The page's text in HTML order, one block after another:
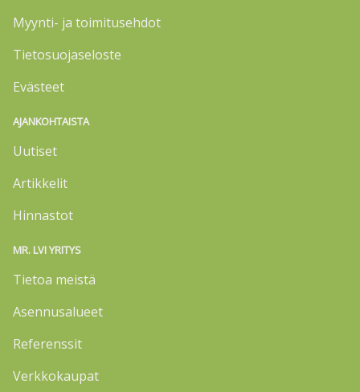
Myynti- ja toimitusehdot
Tietosuojaseloste
Evästeet
AJANKOHTAISTA
Uutiset
Artikkelit
Hinnastot
MR. LVI YRITYS
Tietoa meistä
Asennusalueet
Referenssit
Verkkokaupat